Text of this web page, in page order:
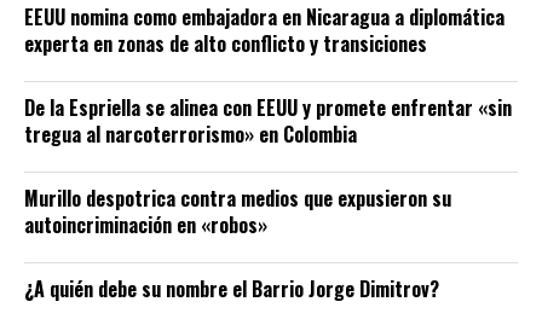
EEUU nomina como embajadora en Nicaragua a diplomática
experta en zonas de alto conflicto y transiciones
De la Espriella se alinea con EEUU y promete enfrentar «sin
tregua al narcoterrorismo» en Colombia
Murillo despotrica contra medios que expusieron su
autoincriminación en «robos»
¿A quién debe su nombre el Barrio Jorge Dimitrov?